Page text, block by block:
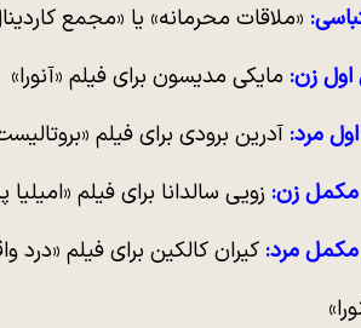
«ملاقات محرمانه» یا «مجمع
اول زن: مایکی مدیسون برای فیلم «آنورا»
مرد: آدرین برودی برای فیلم
مکمل زن: زویی سالدانا برای فیلم «امیلیا
مکمل مرد: کیران کالکین برای فیلم «درد